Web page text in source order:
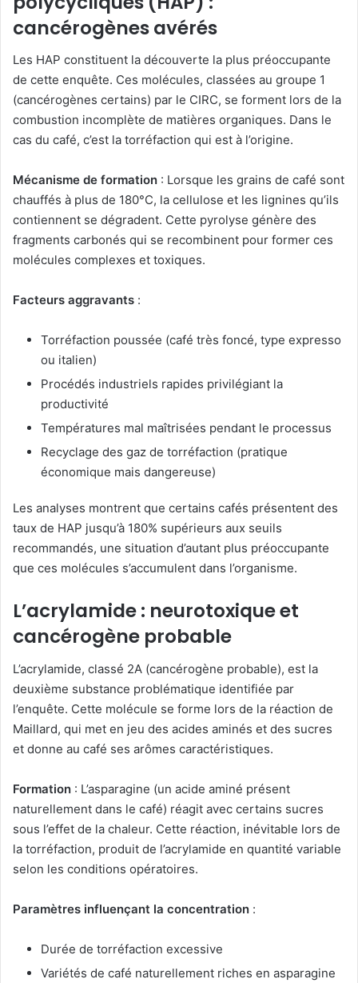
cancérogènes avérés
Les HAP constituent la découverte la plus préoccupante
de cette enquête. Ces molécules, classées au groupe 1
(cancérogènes certains) par le CIRC, se forment lors de la
combustion incomplète de matières organiques. Dans le
cas du café, c’est la torréfaction qui est à l’origine.
Mécanisme de formation : Lorsque les grains de café sont
chauffés à plus de 180°C, la cellulose et les lignines qu’ils
contiennent se dégradent. Cette pyrolyse génère des
fragments carbonés qui se recombinent pour former ces
molécules complexes et toxiques.
Facteurs aggravants :
Torréfaction poussée (café très foncé, type expresso
ou italien)
Procédés industriels rapides privilégiant la
productivité
Températures mal maîtrisées pendant le processus
Recyclage des gaz de torréfaction (pratique
économique mais dangereuse)
Les analyses montrent que certains cafés présentent des
taux de HAP jusqu’à 180% supérieurs aux seuils
recommandés, une situation d’autant plus préoccupante
que ces molécules s’accumulent dans l’organisme.
L’acrylamide : neurotoxique et
cancérogène probable
L’acrylamide, classé 2A (cancérogène probable), est la
deuxième substance problématique identifiée par
l’enquête. Cette molécule se forme lors de la réaction de
Maillard, qui met en jeu des acides aminés et des sucres
et donne au café ses arômes caractéristiques.
Formation : L’asparagine (un acide aminé présent
naturellement dans le café) réagit avec certains sucres
sous l’effet de la chaleur. Cette réaction, inévitable lors de
la torréfaction, produit de l’acrylamide en quantité variable
selon les conditions opératoires.
Paramètres influençant la concentration :
Durée de torréfaction excessive
Variétés de café naturellement riches en asparagine